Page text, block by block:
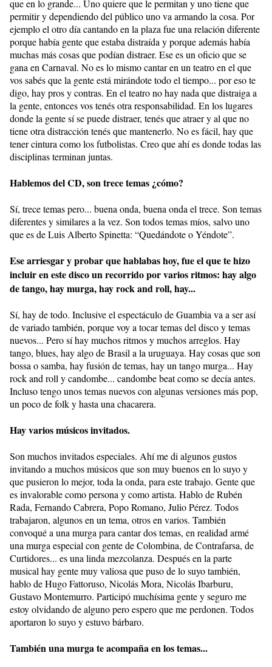
que en lo grande... Uno quiere que le permitan y uno tiene que
permitir y dependiendo del público uno va armando la cosa. Por
ejemplo el otro día cantando en la plaza fue una relación diferente
porque había gente que estaba distraída y porque además había
muchas más cosas que podían distraer. Ese es un oficio que se
gana en Carnaval. No es lo mismo cantar en un teatro en el que
vos sabés que la gente está mirándote todo el tiempo... por eso te
digo, hay pros y contras. En el teatro no hay nada que distraiga a
la gente, entonces vos tenés otra responsabilidad. En los lugares
donde la gente sí se puede distraer, tenés que atraer y al que no
tiene otra distracción tenés que mantenerlo. No es fácil, hay que
tener cintura como los futbolistas. Creo que ahí es donde todas las
disciplinas terminan juntas.
Hablemos del CD, son trece temas ¿cómo?
Sí, trece temas pero... buena onda, buena onda el trece. Son temas
diferentes y similares a la vez. Son todos temas míos, salvo uno
que es de Luis Alberto Spinetta: “Quedándote o Yéndote”.
Ese arriesgar y probar que hablabas hoy, fue el que te hizo
incluir en este disco un recorrido por varios ritmos: hay algo
de tango, hay murga, hay rock and roll, hay...
Sí, hay de todo. Inclusive el espectáculo de Guambia va a ser así
de variado también, porque voy a tocar temas del disco y temas
nuevos... Pero sí hay muchos ritmos y muchos arreglos. Hay
tango, blues, hay algo de Brasil a la uruguaya. Hay cosas que son
bossa o samba, hay fusión de temas, hay un tango murga... Hay
rock and roll y candombe... candombe beat como se decía antes.
Incluso tengo unos temas nuevos con algunas versiones más pop,
un poco de folk y hasta una chacarera.
Hay varios músicos invitados.
Son muchos invitados especiales. Ahí me di algunos gustos
invitando a muchos músicos que son muy buenos en lo suyo y
que pusieron lo mejor, toda la onda, para este trabajo. Gente que
es invalorable como persona y como artista. Hablo de Rubén
Rada, Fernando Cabrera, Popo Romano, Julio Pérez. Todos
trabajaron, algunos en un tema, otros en varios. También
convoqué a una murga para cantar dos temas, en realidad armé
una murga especial con gente de Colombina, de Contrafarsa, de
Curtidores... es una linda mezcolanza. Después en la parte
musical hay gente muy valiosa que puso de lo suyo también,
hablo de Hugo Fattoruso, Nicolás Mora, Nicolás Ibarburu,
Gustavo Montemurro. Participó muchísima gente y seguro me
estoy olvidando de alguno pero espero que me perdonen. Todos
aportaron lo suyo y estuvo bárbaro.
También una murga te acompaña en los temas...